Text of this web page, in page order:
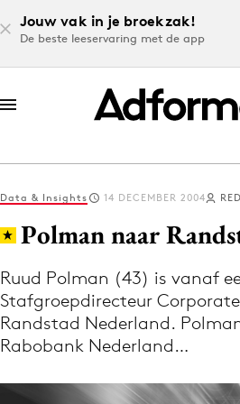
Jouw vak in je broekzak!
De beste leeservaring met de app
Log in
Download de
Volg het laatste nieuws
Nieuws
Data & Insights 14 DECEMBER 2004
Polman naar
Ruud Polman (43) is vanaf
Stafgroepdirecteur
Randstad Nederland.
Rabobank Nederland…